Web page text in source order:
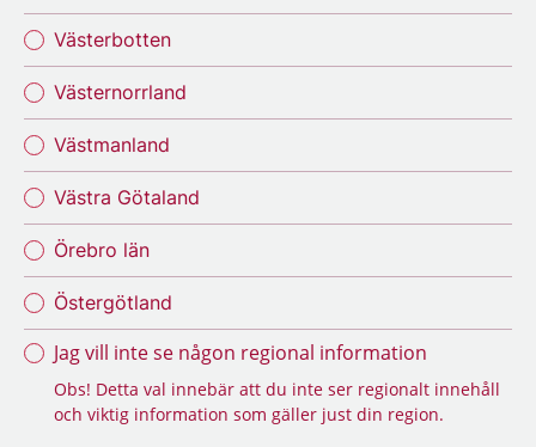
Västerbotten
Västernorrland
Västmanland
Västra Götaland
Örebro län
Östergötland
Jag vill inte se någon regional information
Obs! Detta val innebär att du inte ser regionalt innehåll
och viktig information som gäller just din region.